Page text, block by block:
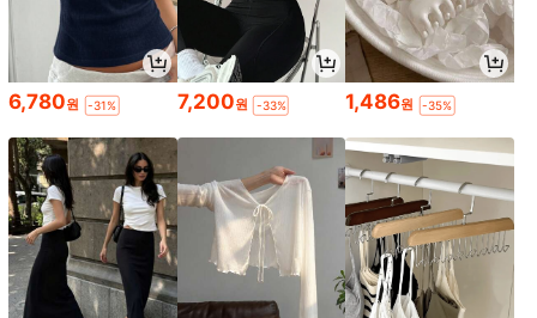
6,780원 -31% 7,200원 -33% 1,486원 -35%